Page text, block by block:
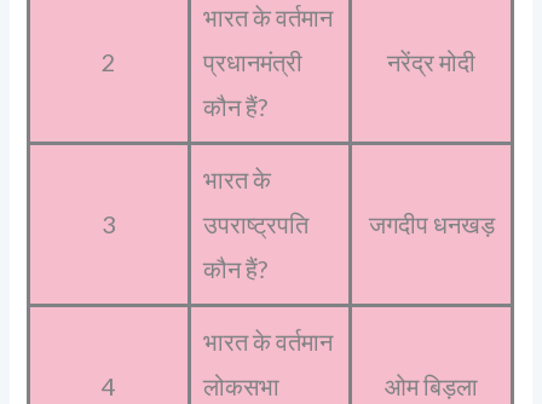
2
भारत के वर्तमान
प्रधानमंत्री
कौन हैं?
नरेंद्र मोदी
3
भारत के
उपराष्ट्रपति
कौन हैं?
जगदीप धनखड़
4
भारत के वर्तमान
लोकसभा
ओम बिड़ला